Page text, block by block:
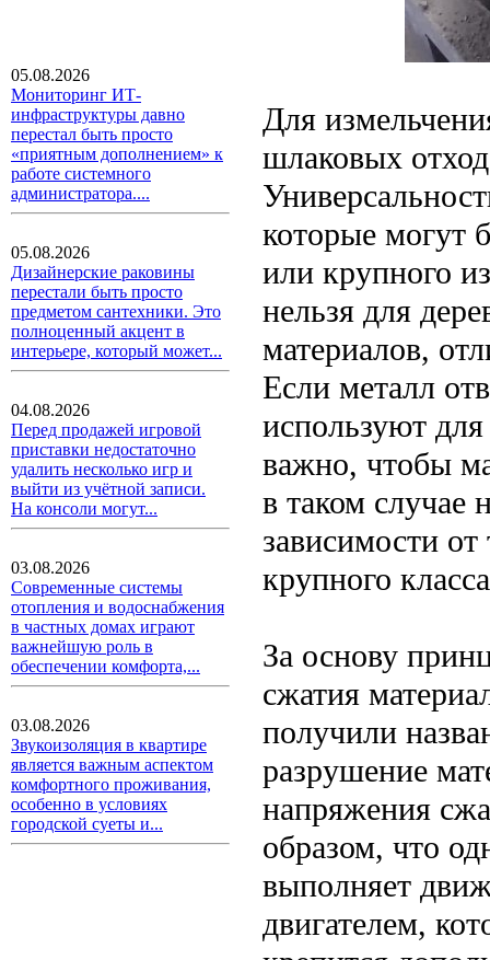
05.08.2026
Мониторинг ИТ-
инфраструктуры давно
перестал быть просто
«приятным дополнением» к
работе системного
администратора....
05.08.2026
Дизайнерские раковины
перестали быть просто
предметом сантехники. Это
полноценный акцент в
интерьере, который может...
04.08.2026
Перед продажей игровой
приставки недостаточно
удалить несколько игр и
выйти из учётной записи.
На консоли могут...
03.08.2026
Современные системы
отопления и водоснабжения
в частных домах играют
важнейшую роль в
обеспечении комфорта,...
03.08.2026
Звукоизоляция в квартире
является важным аспектом
комфортного проживания,
особенно в условиях
городской суеты и...
Для
шлаковых
которые могут
или крупного
нельзя для
материалов,
Если металл
используют
важно, чтобы
в таком случае
зависимости от
крупного
За основу
сжатия
получили
разрушение
напряжения
образом, что
выполняет
двигателем,